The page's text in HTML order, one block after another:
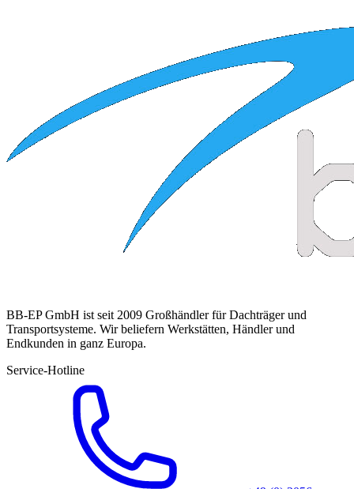
BB-EP GmbH ist seit 2009 Großhändler für Dachträger und
Transportsysteme. Wir beliefern Werkstätten, Händler und
Endkunden in ganz Europa.
Service-Hotline